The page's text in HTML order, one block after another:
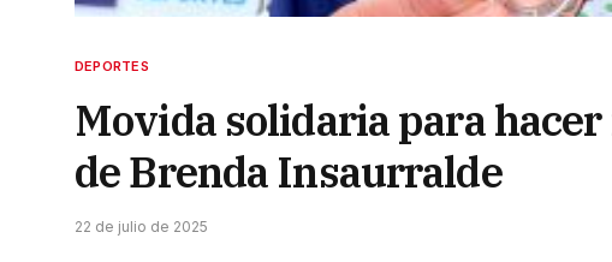
DEPORTES
Movida solidaria para
de Brenda Insaurralde
22 de julio de 2025